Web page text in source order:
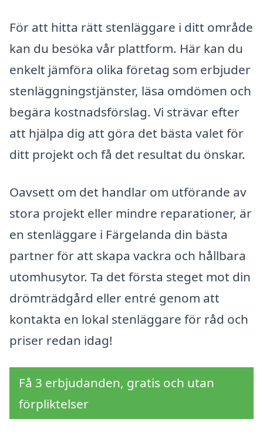
För att hitta rätt stenläggare i ditt område
kan du besöka vår plattform. Här kan du
enkelt jämföra olika företag som erbjuder
stenläggningstjänster, läsa omdömen och
begära kostnadsförslag. Vi strävar efter
att hjälpa dig att göra det bästa valet för
ditt projekt och få det resultat du önskar.
Oavsett om det handlar om utförande av
stora projekt eller mindre reparationer, är
en stenläggare i Färgelanda din bästa
partner för att skapa vackra och hållbara
utomhusytor. Ta det första steget mot din
drömträdgård eller entré genom att
kontakta en lokal stenläggare för råd och
priser redan idag!
Få 3 erbjudanden, gratis och utan
förpliktelser